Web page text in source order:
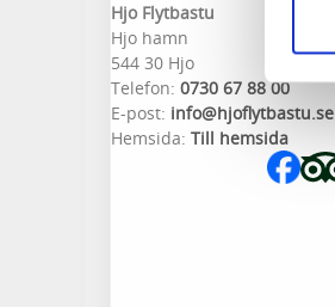
Hjo Flytbastu
Hjo hamn
544 30 Hjo
Telefon: 0730 67 88 00
E-post: info@hjoflytbastu.se
Hemsida: Till hemsida